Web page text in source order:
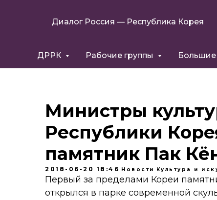
Диалог Россия — Республика Корея
ДРРК Рабочие группы
Министры
Республики
памятник Пак
2018-06-20 18:46 Новости Культура и
Первый за пределами Кореи
открылся в парке современной